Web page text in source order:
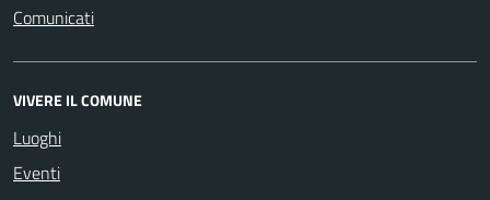
Comunicati
VIVERE IL COMUNE
Luoghi
Eventi